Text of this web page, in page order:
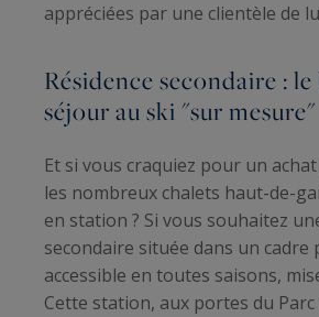
appréciées par une clientèle de
Résidence secondaire :
séjour au ski "sur mesure"
Et si vous craquiez pour un
les nombreux chalets haut-de-
en station ? Si vous souhaitez
secondaire située dans un cadre
accessible en toutes saisons,
Cette station, aux portes du